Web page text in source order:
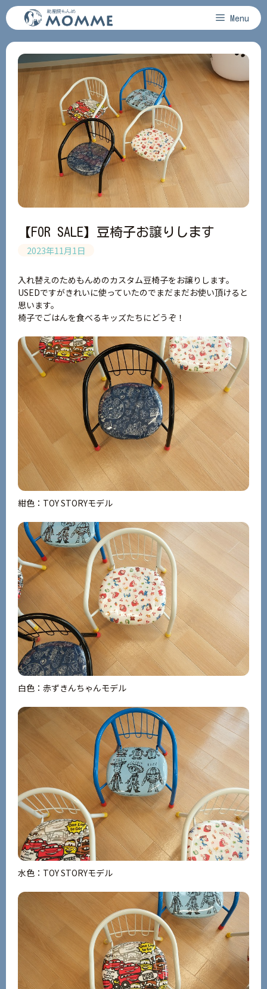
コ
ン
ン
Menu
【FOR SALE】豆椅子お譲りします
2023年11月1日
入れ替えのためもんめのカスタム豆椅子をお譲りします。
USEDですがきれいに使っていたのでまだまだお使い頂けると
思います。
椅子でごはんを食べるキッズたちにどうぞ！
紺色：TOY STORYモデル
白色：赤ずきんちゃんモデル
水色：TOY STORYモデル